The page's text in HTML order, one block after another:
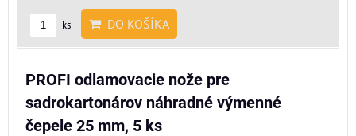
ks DO KOŠÍKA
PROFI odlamovacie nože pre
sadrokartonárov náhradné výmenné
čepele 25 mm, 5 ks